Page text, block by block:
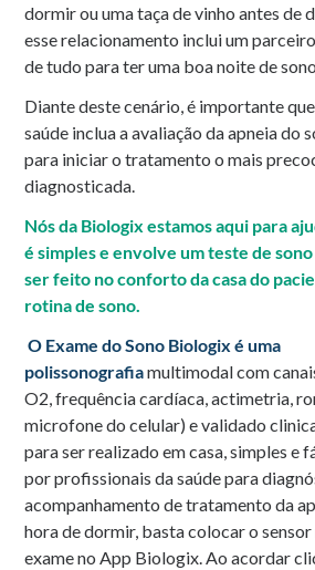
dormir ou uma taça de vinho antes de
esse relacionamento inclui um
de tudo para ter uma boa noite de
Diante deste cenário, é importante
saúde inclua a avaliação da apneia do
para iniciar o tratamento o mais
diagnosticada.
Nós da Biologix estamos aqui para
é simples e envolve um teste de
ser feito no conforto da casa do
rotina de sono.
O Exame do Sono Biologix é uma
polissonografiamultimodal com
O2, frequência cardíaca, actimetria,
microfone do celular) e validado
para ser realizado em casa, simples e
por profissionais da saúde para
acompanhamento de tratamento da
hora de dormir, basta colocar o
exame no App Biologix. Ao acordar